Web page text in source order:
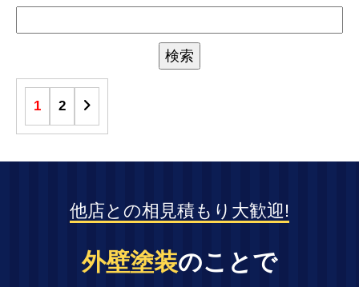
1 2
他店との相見積もり大歓迎!
外壁塗装のことで